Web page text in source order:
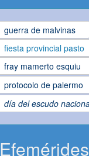
guerra de malvinas
fiesta provincial pasto
fray mamerto esquiu
protocolo de palermo
día del escudo